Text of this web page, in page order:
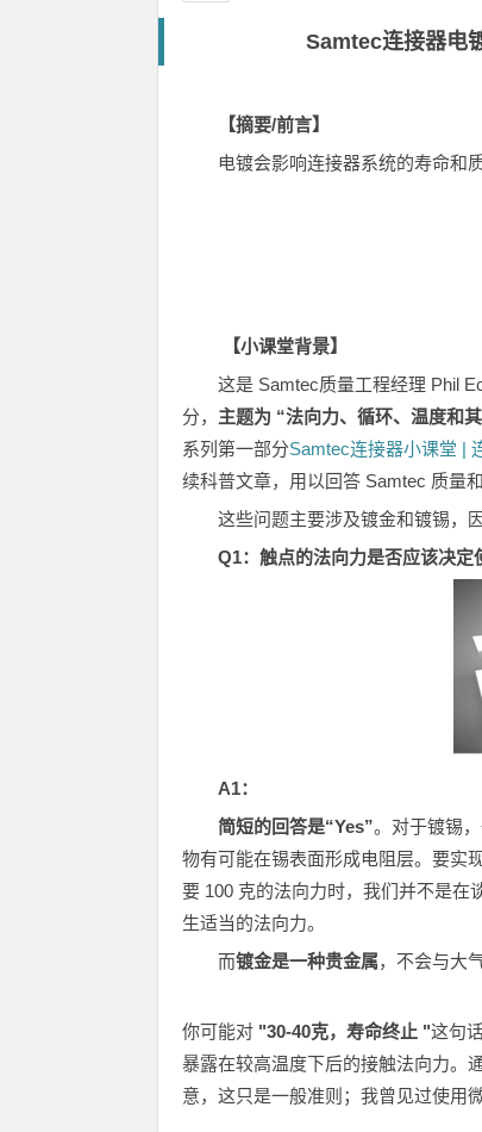
Samtec连接器电
【摘要/前言】
电镀会影响连接器系统的寿命和质
【小课堂背景】
这是 Samtec质量工程经理 Phil
分， 主题为 “法向力、循环、温度和
系列第一部分Samtec连接器小课堂 |
续科普文章，用以回答 Samtec 质量
这些问题主要涉及镀金和镀锡，
Q1：触点的法向力是否应该决定
A1：
简短的回答是“Yes”。对于镀锡
物有可能在锡表面形成电阻层。要实
要 100 克的法向力时，我们并不是在
生适当的法向力。
而镀金是一种贵金属，不会与大
你可能对 "30-40克，寿命终止 "这句
暴露在较高温度下后的接触法向力。
意，这只是一般准则；我曾见过使用